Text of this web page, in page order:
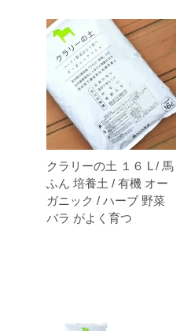
クラリーの土 １６ L / 馬
ふん 培養土 / 有機 オー
ガニック / ハーブ 野菜
バラ がよく育つ